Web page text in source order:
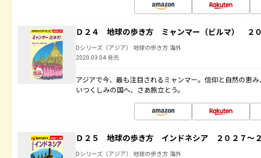
Ｄ２４ 地球の歩き方 ミャンマー（ビルマ） ２０
Dシリーズ（アジア） 地球の歩き方 海外
2020.03.04 発売
アジアで今、最も注目されるミャンマー。信仰と自然の恵
いつくしみの国へ、さあ旅立とう。
Ｄ２５ 地球の歩き方 インドネシア ２０２７～
Dシリーズ（アジア） 地球の歩き方 海外